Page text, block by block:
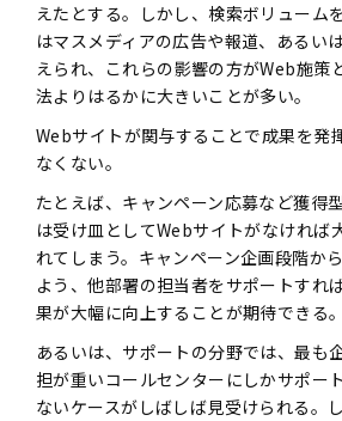
えたとする。しかし、検索ボリューム
はマスメディアの広告や報道、あるい
えられ、これらの影響の方がWeb施策
法よりはるかに大きいことが多い。
Webサイトが関与することで成果を発
なくない。
たとえば、キャンペーン応募など獲得
は受け皿としてWebサイトがなければ
れてしまう。キャンペーン企画段階か
よう、他部署の担当者をサポートすれ
果が大幅に向上することが期待できる。
あるいは、サポートの分野では、最も
担が重いコールセンターにしかサポー
ないケースがしばしば見受けられる。